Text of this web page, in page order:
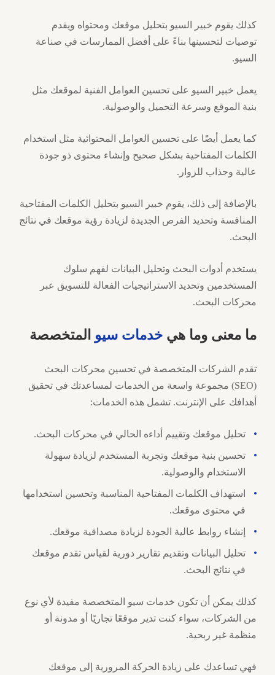
كذلك يقوم خبير السيو بتحليل موقعك ومحتواه ويقدم
توصيات لتحسينها بناءً على أفضل الممارسات في صناعة
السيو.
يعمل خبير السيو على تحسين العوامل الفنية لموقعك مثل
بنية الموقع وسرعة التحميل والوصولية.
كما يعمل أيضًا على تحسين العوامل المحتوائية مثل استخدام
الكلمات المفتاحية بشكل صحيح وإنشاء محتوى ذو جودة
عالية وجذاب للزوار.
بالإضافة إلى ذلك، يقوم خبير السيو بتحليل الكلمات المفتاحية
المنافسة وتحديد الفرص الجديدة لزيادة رؤية موقعك في نتائج
البحث.
يستخدم أدوات البحث وتحليل البيانات لفهم سلوك
المستخدمين وتحديد الاستراتيجيات الفعالة للتسويق عبر
محركات البحث.
ما معنى وما هي خدمات سيو المتخصصة
تقدم الشركات المتخصصة في تحسين محركات البحث
(SEO) مجموعة واسعة من الخدمات لمساعدتك في تحقيق
أهدافك على الإنترنت. تشمل هذه الخدمات:
تحليل موقعك وتقييم أداءه الحالي في محركات البحث.
تحسين بنية موقعك وتجربة المستخدم لزيادة سهولة
الاستخدام والوصولية.
استهداف الكلمات المفتاحية المناسبة وتحسين استخدامها
في محتوى موقعك.
إنشاء روابط عالية الجودة لزيادة مصداقية موقعك.
تحليل البيانات وتقديم تقارير دورية لقياس تقدم موقعك
في نتائج البحث.
كذلك يمكن أن تكون خدمات سيو المتخصصة مفيدة لأي نوع
من الشركات، سواء كنت تدير موقعًا تجاريًا أو مدونة أو
منظمة غير ربحية.
فهي تساعدك على زيادة الحركة المرورية إلى موقعك